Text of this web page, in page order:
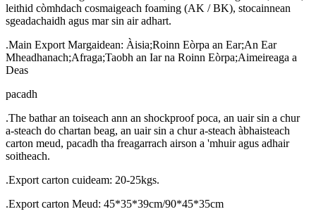
leithid còmhdach cosmaigeach foaming (AK / BK), stocainnean
sgeadachaidh agus mar sin air adhart.
.Main Export Margaidean: Àisia;Roinn Eòrpa an Ear;An Ear
Mheadhanach;Afraga;Taobh an Iar na Roinn Eòrpa;Aimeireaga a
Deas
pacadh
.The bathar an toiseach ann an shockproof poca, an uair sin a chur
a-steach do chartan beag, an uair sin a chur a-steach àbhaisteach
carton meud, pacadh tha freagarrach airson a 'mhuir agus adhair
soitheach.
.Export carton cuideam: 20-25kgs.
.Export carton Meud: 45*35*39cm/90*45*35cm